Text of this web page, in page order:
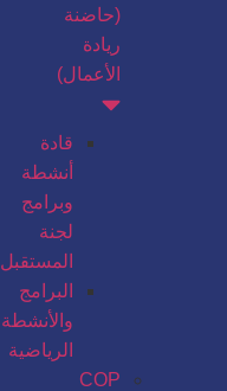
(حاضنة
ريادة
الأعمال)
قادة
أنشطة
وبرامج
لجنة
المستقبل
البرامج
والأنشطة
الرياضية
COP